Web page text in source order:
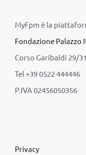
MyFpm è la
Fondazione Palazzo
Corso Garibaldi 29/
Tel +39 0522 444446
P.IVA 02456050356
Privacy